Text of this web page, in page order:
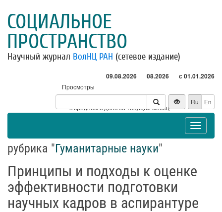
СОЦИАЛЬНОЕ
ПРОСТРАНСТВО
Научный журнал ВолНЦ РАН (сетевое издание)
09.08.2026 08.2026 с 01.01.2026
Просмотры
Посетители
* - в среднем в день за текущий месяц
Ru En
Toggle
рубрика "Гуманитарные науки"
Принципы и подходы к оценке
эффективности подготовки
научных кадров в аспирантуре